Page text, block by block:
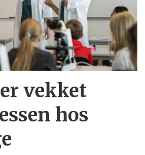
vekket
hos